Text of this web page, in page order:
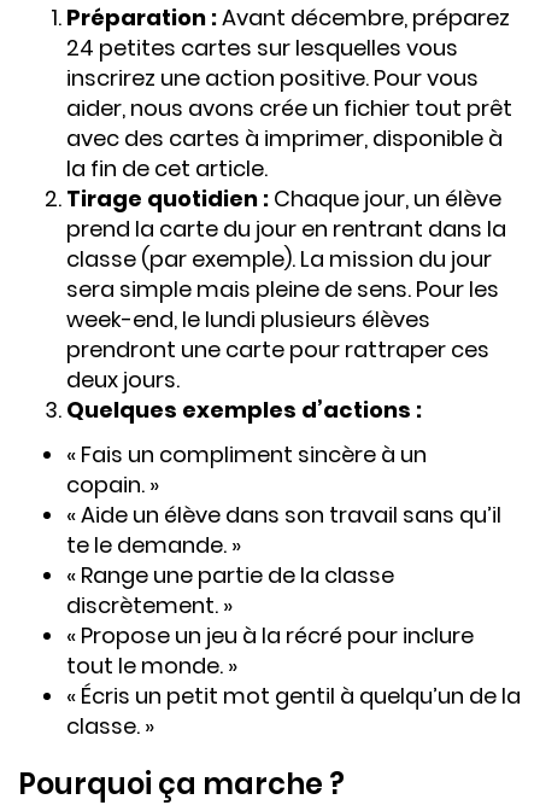
Préparation :Avant décembre, préparez
24 petites cartes sur lesquelles vous
inscrirez une action positive. Pour vous
aider, nous avons crée un fichier tout prêt
avec des cartes à imprimer, disponible à
la fin de cet article.
Tirage quotidien : Chaque jour, un élève
prend la carte du jour en rentrant dans la
classe (par exemple). La mission du jour
sera simple mais pleine de sens. Pour les
week-end, le lundi plusieurs élèves
prendront une carte pour rattraper ces
deux jours.
Quelques exemples d’actions :
« Fais un compliment sincère à un
copain. »
« Aide un élève dans son travail sans qu’il
te le demande. »
« Range une partie de la classe
discrètement. »
« Propose un jeu à la récré pour inclure
tout le monde. »
« Écris un petit mot gentil à quelqu’un de la
classe. »
Pourquoi ça marche ?